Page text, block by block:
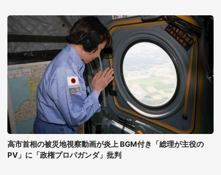
高市首相の被災地視察動画が炎上 BGM付き「総理が主役の
PV」に「政権プロパガンダ」批判